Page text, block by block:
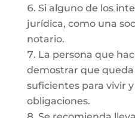
Si alguno de los
jurídica, como una
notario.
La persona que
demostrar que
suficientes para vivir
obligaciones.